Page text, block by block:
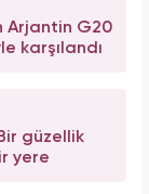
Arjantin G20
karşılandı
güzellik
yere